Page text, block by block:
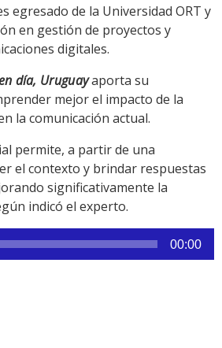
Link
egresado de la Universidad ORT y
en gestión de proyectos y
digitales.
día, Uruguayaporta su
mejor el impacto de la
la comunicación actual.
permite, a partir de una
el contexto y brindar respuestas
significativamente la
indicó el experto.
00:00